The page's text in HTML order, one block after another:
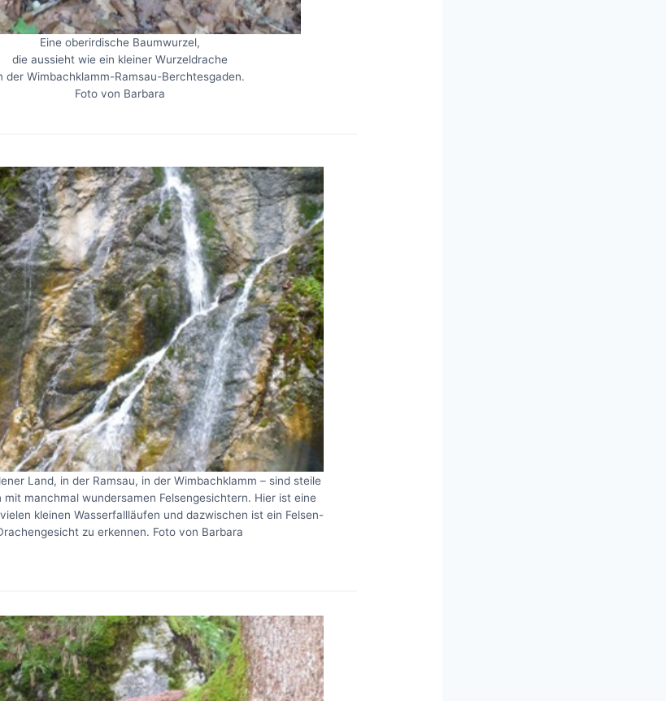
Eine oberirdische Baumwurzel,
die aussieht wie ein kleiner Wurzeldrache
der Wimbachklamm-Ramsau-Berchtesgaden.
Foto von Barbara
Land, in der Ramsau, in der Wimbachklamm – sind steile
mit manchmal wundersamen Felsengesichtern. Hier ist eine
kleinen Wasserfallläufen und dazwischen ist ein Felsen-
zu erkennen. Foto von Barbara